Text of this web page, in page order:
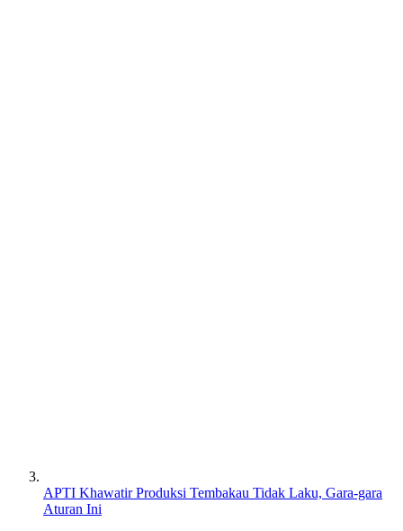
APTI Khawatir Produksi Tembakau Tidak Laku, Gara-gara
Aturan Ini